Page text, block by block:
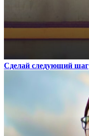
Сделай следующий шаг